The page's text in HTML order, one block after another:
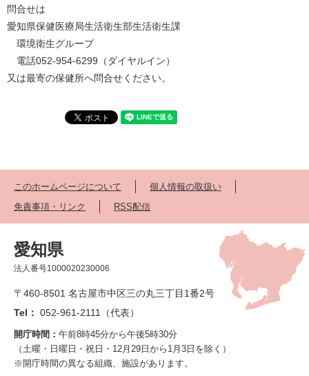
問合せは
愛知県保健医療局生活衛生部生活衛生課
環境衛生グループ
電話052-954-6299（ダイヤルイン）
又は最寄の保健所へ問合せください。
このホームページについて
個人情報の取扱い
免責事項・リンク
RSS配信
愛知県
法人番号1000020230006
〒460-8501 名古屋市中区三の丸三丁目1番2号
Tel： 052-961-2111（代表）
開庁時間： 午前8時45分から午後5時30分
（土曜・日曜日・祝日・12月29日から1月3日を除く）
※開庁時間の異なる組織、施設があります。